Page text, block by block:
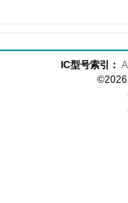
IC型号索引： A
©2026